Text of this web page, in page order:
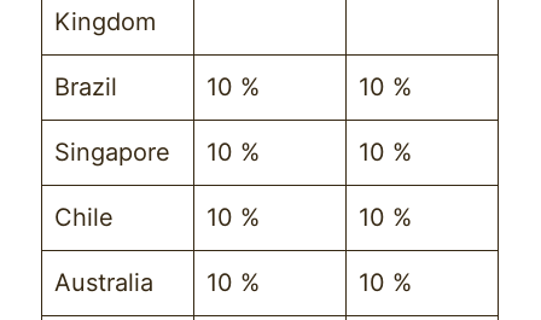
Kingdom
Brazil 10 % 10 %
Singapore 10 % 10 %
Chile 10 % 10 %
Australia 10 % 10 %